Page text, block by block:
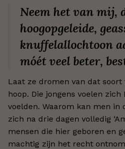
Neem het van mij,
hoogopgeleide,
knuffelallochtoon
móét veel beter,
Laat ze dromen van dat soort
hoop. Die jongens voelen zich
voelden. Waarom kan men in
zich na drie dagen volledig
mensen die hier geboren en
machtig zijn het recht